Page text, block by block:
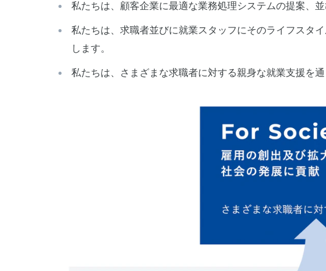
私たちは、顧客企業に最適な業務処理システムの提案、
私たちは、求職者並びに就業スタッフにそのライフスタ
します。
私たちは、さまざまな求職者に対する親身な就業支援を